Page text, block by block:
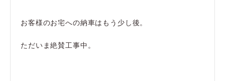
お客様のお宅への納車はもう少し後。
ただいま絶賛工事中。